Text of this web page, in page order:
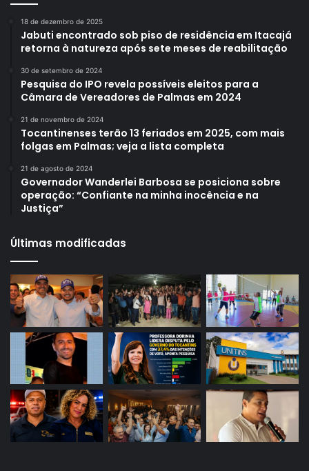
18 de dezembro de 2025
Jabuti encontrado sob piso de residência em Itacajá
retorna à natureza após sete meses de reabilitação
30 de setembro de 2024
Pesquisa do IPO revela possíveis eleitos para a
Câmara de Vereadores de Palmas em 2024
21 de novembro de 2024
Tocantinenses terão 13 feriados em 2025, com mais
folgas em Palmas; veja a lista completa
21 de agosto de 2024
Governador Wanderlei Barbosa se posiciona sobre
operação: “Confiante na minha inocência e na
Justiça”
Últimas modificadas